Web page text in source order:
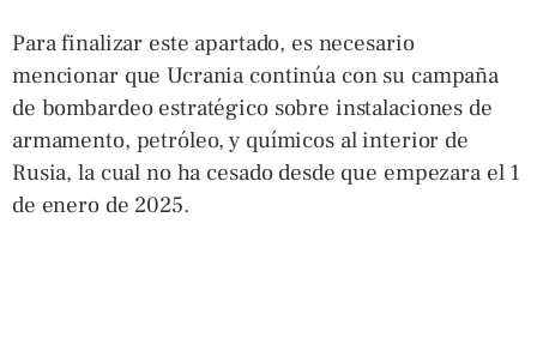
Para finalizar este apartado, es necesario
mencionar que Ucrania continúa con su campaña
de bombardeo estratégico sobre instalaciones de
armamento, petróleo, y químicos al interior de
Rusia, la cual no ha cesado desde que empezara el 1
de enero de 2025.